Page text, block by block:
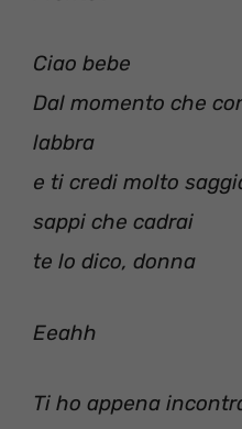
Ciao bebe
Dal momento che
labbra
e ti credi molto
sappi che cadrai
te lo dico, donna
Eeahh
Ti ho appena